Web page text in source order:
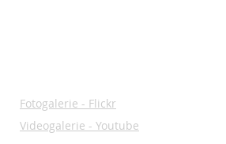
Fotogalerie - Flickr
Videogalerie - Youtube